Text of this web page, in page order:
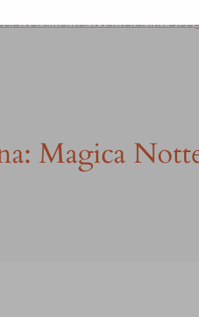
DivertimentoAvventuraAltri
Magica